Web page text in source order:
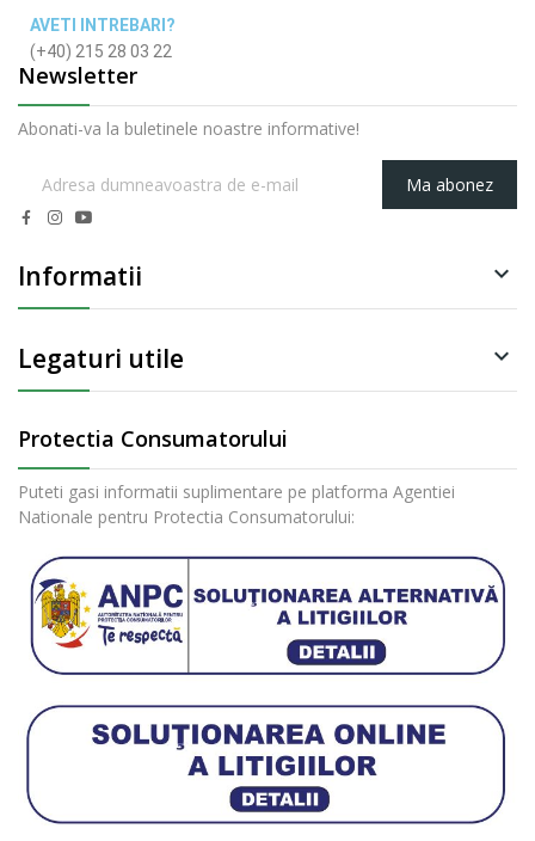
AVETI INTREBARI?
(+40) 215 28 03 22
Newsletter
Abonati-va la buletinele noastre informative!
Ma abonez
Informatii 
Legaturi utile 
Protectia Consumatorului
Puteti gasi informatii suplimentare pe platforma Agentiei
Nationale pentru Protectia Consumatorului: